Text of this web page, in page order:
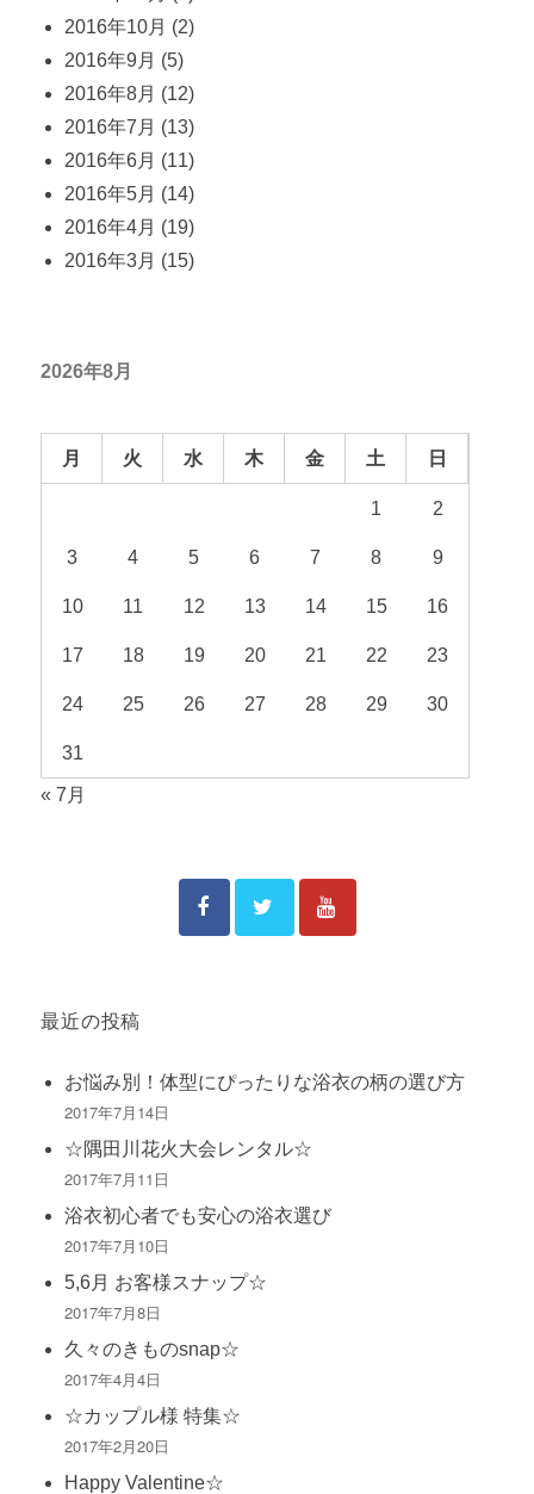
2016年10月 (2)
2016年9月 (5)
2016年8月 (12)
2016年7月 (13)
2016年6月 (11)
2016年5月 (14)
2016年4月 (19)
2016年3月 (15)
2026年8月
月 火 水 木 金 土 日
1 2
3 4 5 6 7 8 9
10 11 12 13 14 15 16
17 18 19 20 21 22 23
24 25 26 27 28 29 30
31
« 7月
最近の投稿
お悩み別！体型にぴったりな浴衣の柄の選び方
2017年7月14日
☆隅田川花火大会レンタル☆
2017年7月11日
浴衣初心者でも安心の浴衣選び
2017年7月10日
5,6月 お客様スナップ☆
2017年7月8日
久々のきものsnap☆
2017年4月4日
☆カップル様 特集☆
2017年2月20日
Happy Valentine☆